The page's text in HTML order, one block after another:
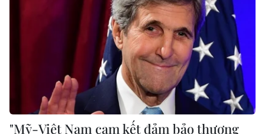
"Mỹ-Việt Nam cam kết đảm bảo thượng